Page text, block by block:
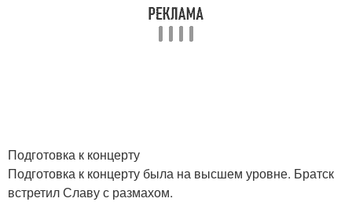
Подготовка к концерту
Подготовка к концерту была на высшем уровне. Братск
встретил Славу с размахом.